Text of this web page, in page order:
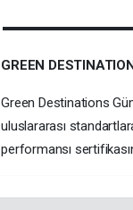
GREEN
Green Destinations
uluslararası
performansı